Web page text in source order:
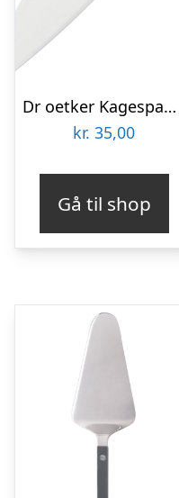
Dr oetker Kagespade 26 cm, hvid
kr. 35,00
Gå til shop